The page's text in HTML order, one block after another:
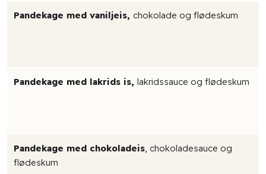
Pandekage med vaniljeis, chokolade og flødeskum
Pandekage med lakrids is,lakridssauce og flødeskum
Pandekage med chokoladeis , chokoladesauce og
flødeskum